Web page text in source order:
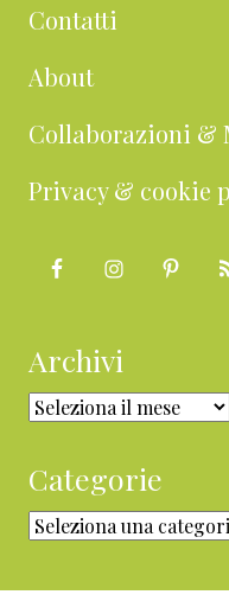
Contatti
About
Collaborazioni &
Privacy & cookie
Archivi
Archivi
Categorie
Categorie